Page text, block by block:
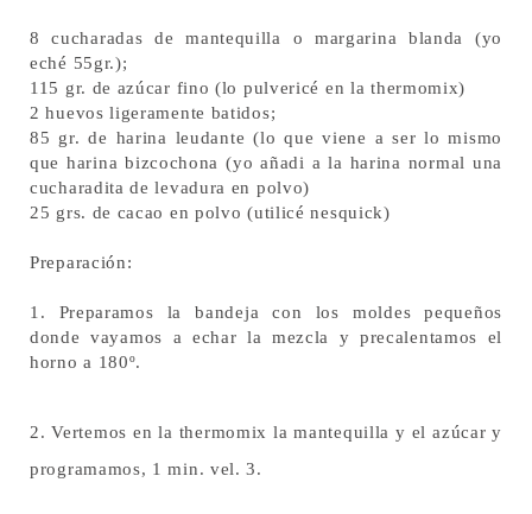
8 cucharadas de mantequilla o margarina blanda (yo
eché 55gr.);
115 gr. de azúcar fino (lo pulvericé en la thermomix)
2 huevos ligeramente batidos;
85 gr. de harina leudante (lo que viene a ser lo mismo
que harina bizcochona (yo añadi a la harina normal una
cucharadita de levadura en polvo)
25 grs. de cacao en polvo (utilicé nesquick)
Preparación:
1. Preparamos la bandeja con los moldes pequeños
donde vayamos a echar la mezcla y precalentamos el
horno a 180º.
2. Vertemos en la thermomix la mantequilla y el azúcar y
programamos, 1 min. vel. 3.